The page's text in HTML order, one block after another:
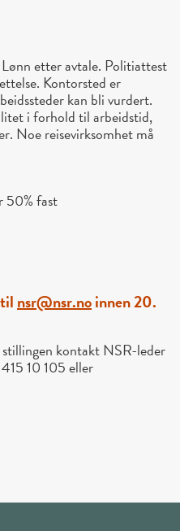
etter avtale. Politiattest
Kontorsted er
kan bli vurdert.
i forhold til arbeidstid,
Noe reisevirksomhet må
50% fast
nsr@nsr.noinnen 20.
kontakt NSR-leder
10 105 eller